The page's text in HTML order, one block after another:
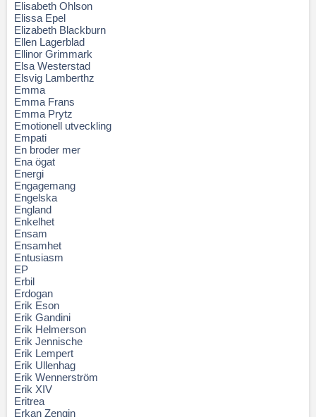
Elisabeth Ohlson
Elissa Epel
Elizabeth Blackburn
Ellen Lagerblad
Ellinor Grimmark
Elsa Westerstad
Elsvig Lamberthz
Emma
Emma Frans
Emma Prytz
Emotionell utveckling
Empati
En broder mer
Ena ögat
Energi
Engagemang
Engelska
England
Enkelhet
Ensam
Ensamhet
Entusiasm
EP
Erbil
Erdogan
Erik Eson
Erik Gandini
Erik Helmerson
Erik Jennische
Erik Lempert
Erik Ullenhag
Erik Wennerström
Erik XIV
Eritrea
Erkan Zengin